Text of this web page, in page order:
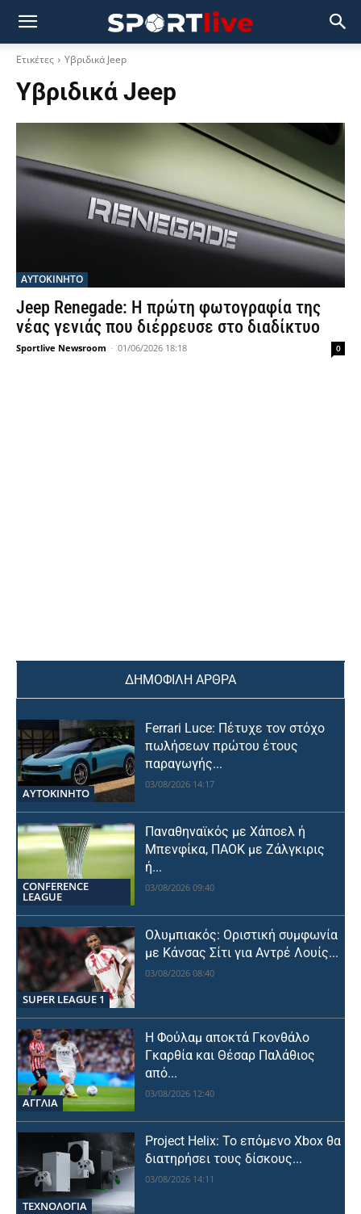
Ετικέτες Υβριδικά Jeep
Υβριδικά Jeep
ΑΥΤΟΚΙΝΗΤΟ
Jeep Renegade: Η πρώτη φωτογραφία της
νέας γενιάς που διέρρευσε στο διαδίκτυο
Sportlive Newsroom - 01/06/2026 18:18 0
ΔΗΜΟΦΙΛΗ ΑΡΘΡΑ
ΑΥΤΟΚΙΝΗΤΟ
Ferrari Luce: Πέτυχε τον στόχο
πωλήσεων πρώτου έτους
παραγωγής...
03/08/2026 14:17
CONFERENCE
LEAGUE
Παναθηναϊκός με Χάποελ ή
Μπενφίκα, ΠΑΟΚ με Ζάλγκιρις
ή...
03/08/2026 09:40
SUPER LEAGUE 1
Ολυμπιακός: Οριστική συμφωνία
με Κάνσας Σίτι για Αντρέ Λουίς...
03/08/2026 08:40
ΑΓΓΛΙΑ
Η Φούλαμ αποκτά Γκονθάλο
Γκαρθία και Θέσαρ Παλάθιος
από...
03/08/2026 12:40
ΤΕΧΝΟΛΟΓΙΑ
Project Helix: Το επόμενο Xbox θα
διατηρήσει τους δίσκους...
03/08/2026 14:11